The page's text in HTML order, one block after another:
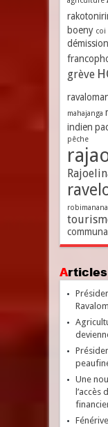
boeny coi
démission
grève
mahajanga
indien
pêche
robimanana
Une